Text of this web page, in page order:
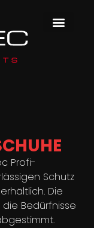
Profi-
Schutz
Die
Bedürfnisse